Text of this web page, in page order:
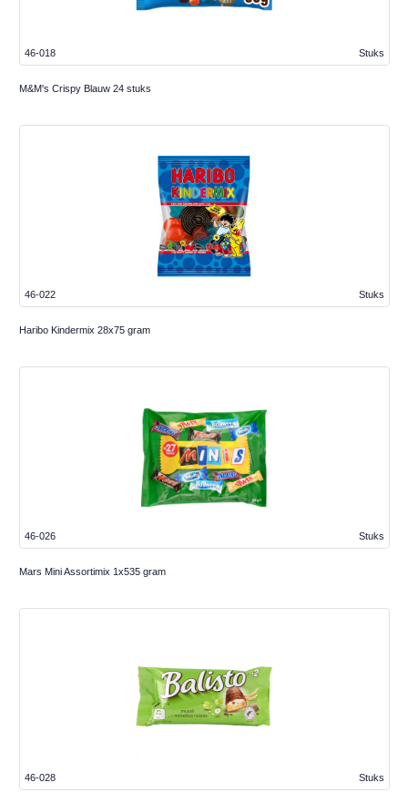
Stuks
46-018
M&M's Crispy Blauw 24 stuks
Stuks
46-022
Haribo Kindermix 28x75 gram
Stuks
46-026
Mars Mini Assortimix 1x535 gram
Stuks
46-028